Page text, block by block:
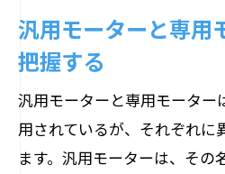
エネルギー消費を
設計
インバーター技術
エコモーター導入
最新モーター技術
汎用モーターと専用
把握する
汎用モーターと専用モーター
用されているが、それぞれに
ます。汎用モーターは、その